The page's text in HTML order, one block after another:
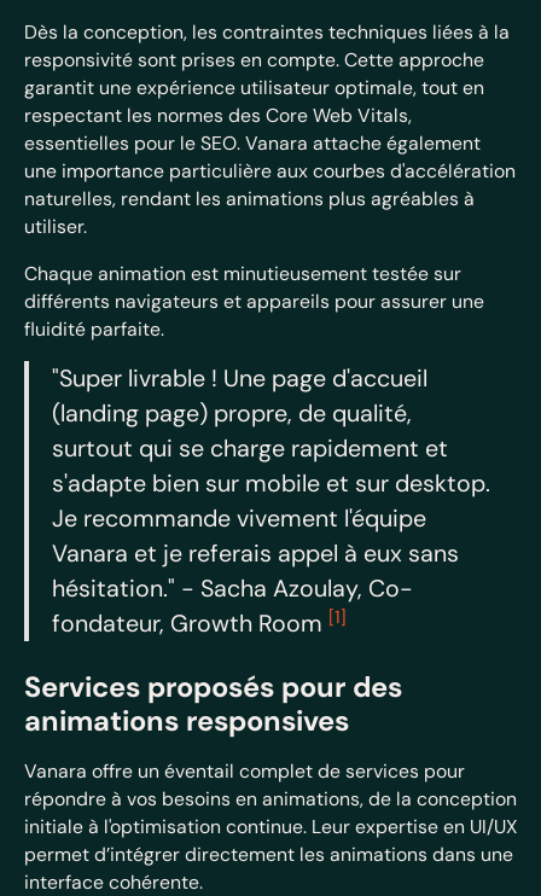
Dès la conception, les contraintes techniques liées à la
responsivité sont prises en compte. Cette approche
garantit une expérience utilisateur optimale, tout en
respectant les normes des Core Web Vitals,
essentielles pour le SEO. Vanara attache également
une importance particulière aux courbes d'accélération
naturelles, rendant les animations plus agréables à
utiliser.
Chaque animation est minutieusement testée sur
différents navigateurs et appareils pour assurer une
fluidité parfaite.
"Super livrable ! Une page d'accueil
(landing page) propre, de qualité,
surtout qui se charge rapidement et
s'adapte bien sur mobile et sur desktop.
Je recommande vivement l'équipe
Vanara et je referais appel à eux sans
hésitation." - Sacha Azoulay, Co-
fondateur, Growth Room [1]
Services proposés pour des
animations responsives
Vanara offre un éventail complet de services pour
répondre à vos besoins en animations, de la conception
initiale à l'optimisation continue. Leur expertise en UI/UX
permet d’intégrer directement les animations dans une
interface cohérente.